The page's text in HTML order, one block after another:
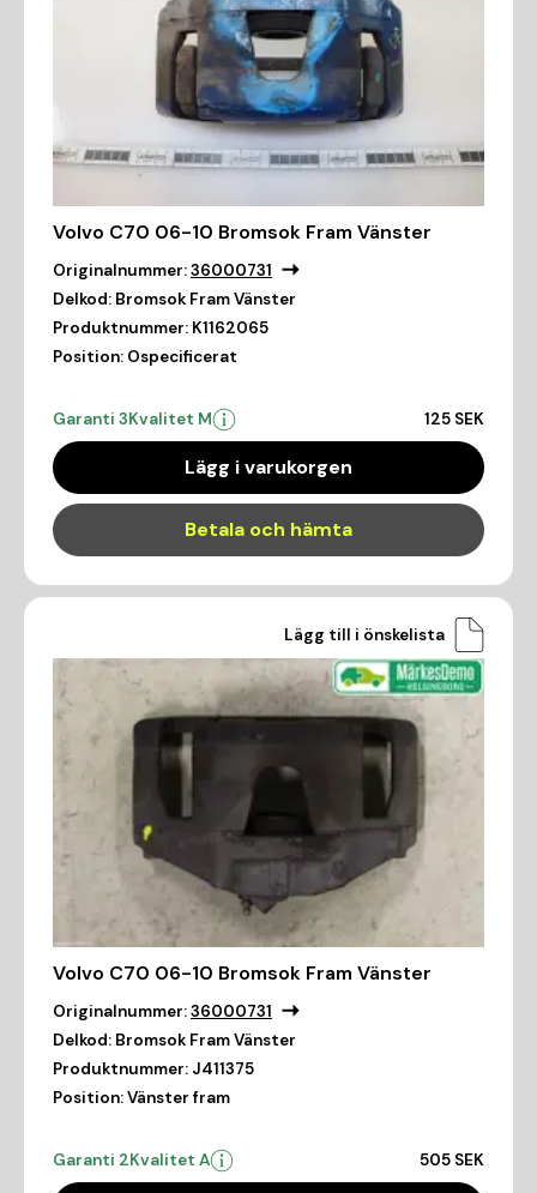
Volvo C70 06-10 Bromsok Fram Vänster
Originalnummer:36000731
Delkod: Bromsok Fram Vänster
Produktnummer: K1162065
Position: Ospecificerat
Garanti 3Kvalitet M 125 SEK
Lägg i varukorgen
Betala och hämta
Lägg till i önskelista
Volvo C70 06-10 Bromsok Fram Vänster
Originalnummer:36000731
Delkod: Bromsok Fram Vänster
Produktnummer: J411375
Position:Vänster fram
Garanti 2Kvalitet A 505 SEK